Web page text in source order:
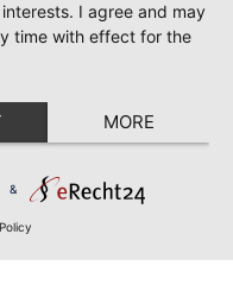
I agree and may
time with effect for the
MORE
&